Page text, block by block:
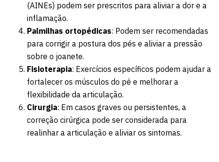
(AINEs) podem ser prescritos para aliviar a dor e a
inflamação.
Palmilhas ortopédicas: Podem ser recomendadas
para corrigir a postura dos pés e aliviar a pressão
sobre o joanete.
Fisioterapia: Exercícios específicos podem ajudar a
fortalecer os músculos do pé e melhorar a
flexibilidade da articulação.
Cirurgia: Em casos graves ou persistentes, a
correção cirúrgica pode ser considerada para
realinhar a articulação e aliviar os sintomas.